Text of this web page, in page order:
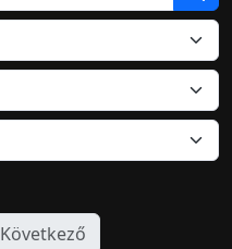
Következő